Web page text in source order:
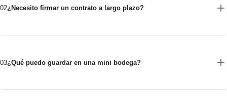
02¿Necesito firmar un contrato a largo plazo?
03¿Qué puedo guardar en una mini bodega?